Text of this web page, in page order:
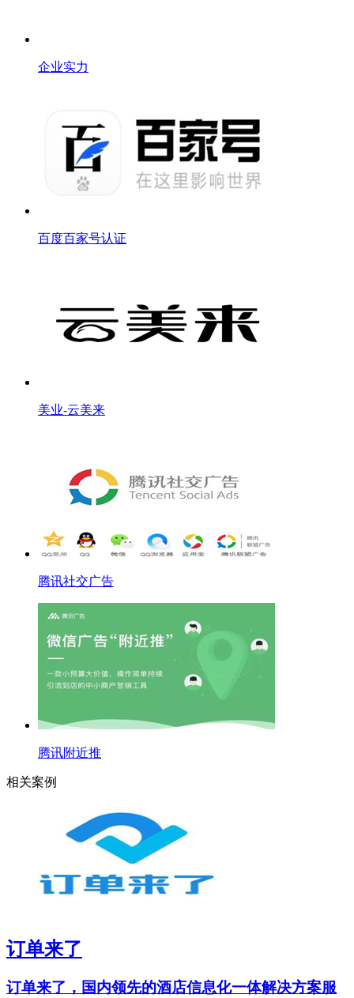
企业实力
百度百家号认证
美业-云美来
腾讯社交广告
腾讯附近推
相关案例
订单来了
订单来了，国内领先的酒店信息化一体解决方案服